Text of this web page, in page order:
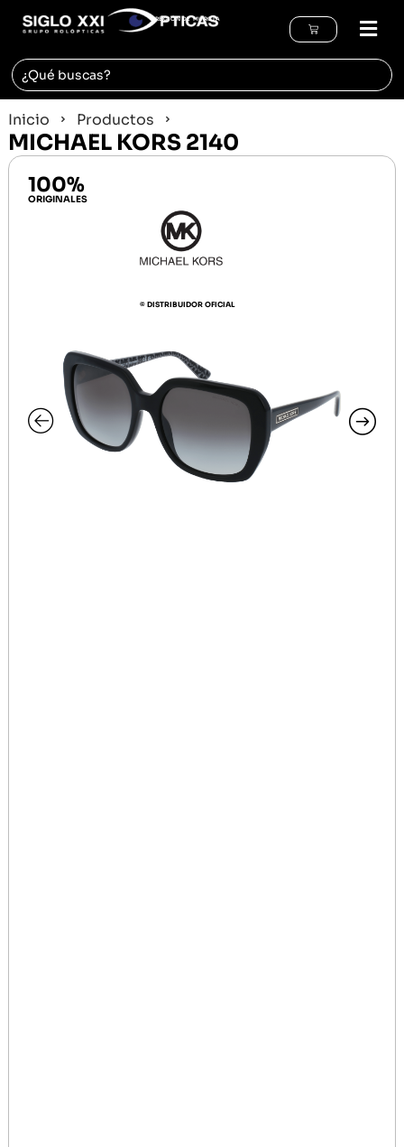
REGIÓN DE MURCIA
Inicio Productos
MICHAEL KORS 2140
100%
ORIGINALES
© DISTRIBUIDOR OFICIAL